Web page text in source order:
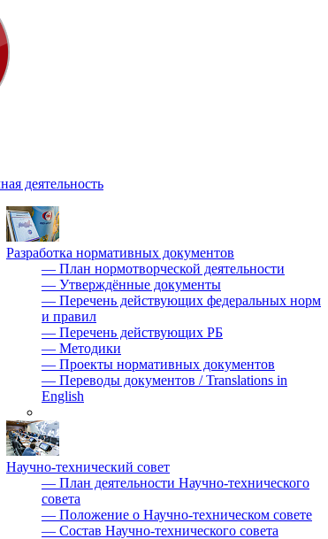
деятельность
Разработка нормативных документов
— План нормотворческой деятельности
— Утверждённые документы
— Перечень действующих федеральных норм
и правил
— Перечень действующих РБ
— Методики
— Проекты нормативных документов
— Переводы документов / Translations in
English
Научно-технический совет
— План деятельности Научно-технического
совета
— Положение о Научно-техническом совете
— Состав Научно-технического совета